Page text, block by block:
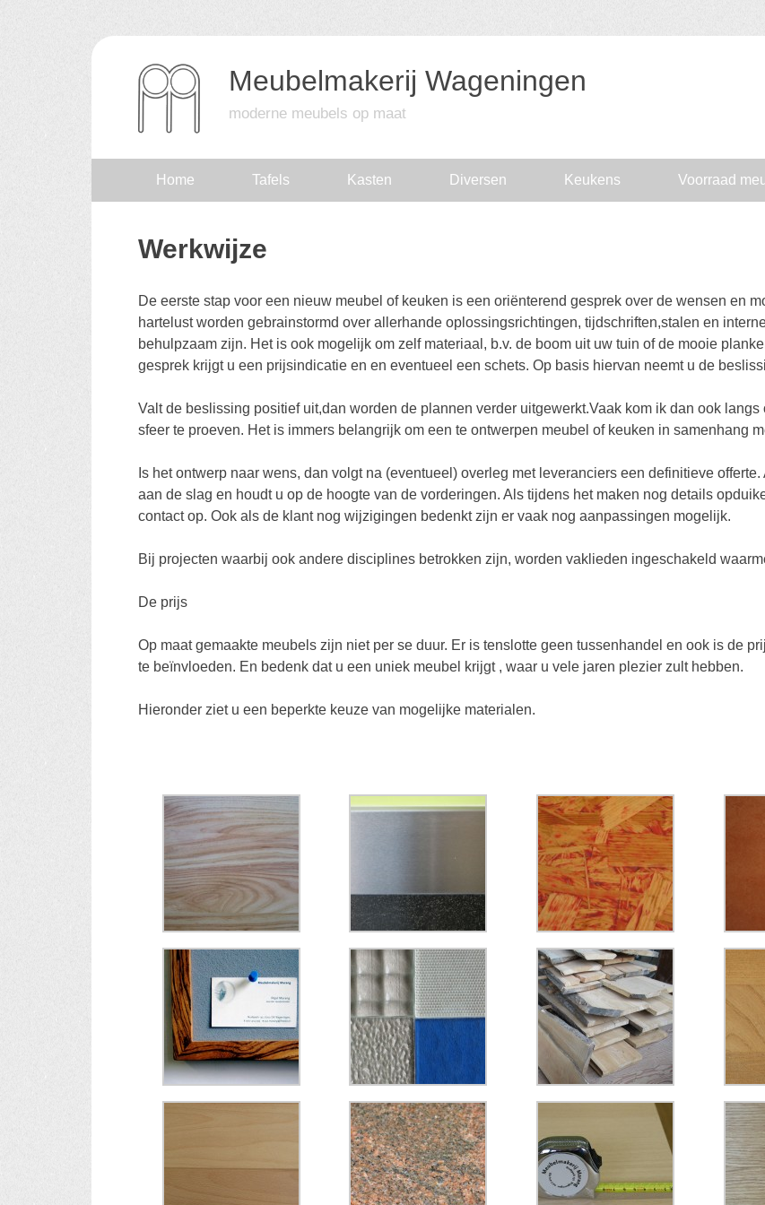
Meubelmakerij Wageningen
moderne meubels op maat
Home Tafels Kasten Diversen Keukens Voorraad
Werkwijze
De eerste stap voor een nieuw meubel of keuken is een oriënterend gesprek over de wensen en
hartelust worden gebrainstormd over allerhande oplossingsrichtingen, tijdschriften,stalen en
behulpzaam zijn. Het is ook mogelijk om zelf materiaal, b.v. de boom uit uw tuin of de mooie
gesprek krijgt u een prijsindicatie en en eventueel een schets. Op basis hiervan neemt u de
Valt de beslissing positief uit,dan worden de plannen verder uitgewerkt.Vaak kom ik dan ook
sfeer te proeven. Het is immers belangrijk om een te ontwerpen meubel of keuken in samenhang
Is het ontwerp naar wens, dan volgt na (eventueel) overleg met leveranciers een definitieve
aan de slag en houdt u op de hoogte van de vorderingen. Als tijdens het maken nog details
contact op. Ook als de klant nog wijzigingen bedenkt zijn er vaak nog aanpassingen mogelijk.
Bij projecten waarbij ook andere disciplines betrokken zijn, worden vaklieden ingeschakeld
De prijs
Op maat gemaakte meubels zijn niet per se duur. Er is tenslotte geen tussenhandel en ook is de
te beïnvloeden. En bedenk dat u een uniek meubel krijgt , waar u vele jaren plezier zult hebben.
Hieronder ziet u een beperkte keuze van mogelijke materialen.